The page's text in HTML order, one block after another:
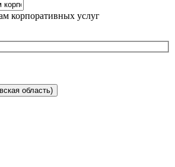
корпоративных услуг
область)